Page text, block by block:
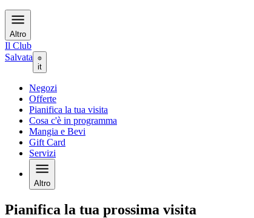
Altro
Il Club
Salvata
it
Negozi
Offerte
Pianifica la tua visita
Cosa c'è in programma
Mangia e Bevi
Gift Card
Servizi
Altro
Pianifica la tua prossima visita